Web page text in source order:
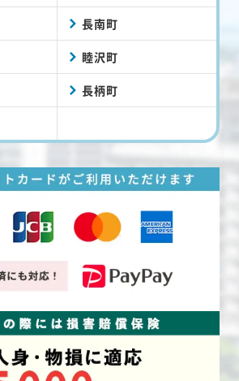
長南町
睦沢町
長柄町